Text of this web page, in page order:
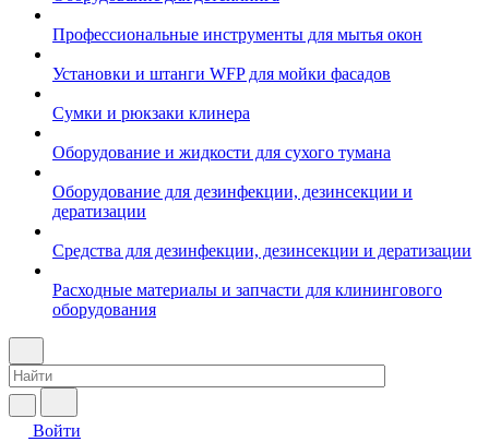
Профессиональные инструменты для мытья окон
Установки и штанги WFP для мойки фасадов
Сумки и рюкзаки клинера
Оборудование и жидкости для сухого тумана
Оборудование для дезинфекции, дезинсекции и
дератизации
Средства для дезинфекции, дезинсекции и дератизации
Расходные материалы и запчасти для клинингового
оборудования
Войти